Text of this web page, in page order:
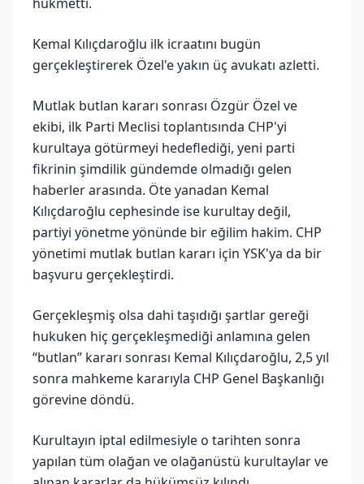
Kemal Kılıçdaroğlu ilk icraatını bugün
gerçekleştirerek Özel'e yakın üç avukatı azletti.
Mutlak butlan kararı sonrası Özgür Özel ve
ekibi, ilk Parti Meclisi toplantısında CHP'yi
kurultaya götürmeyi hedeflediği, yeni parti
fikrinin şimdilik gündemde olmadığı gelen
haberler arasında. Öte yanadan Kemal
Kılıçdaroğlu cephesinde ise kurultay değil,
partiyi yönetme yönünde bir eğilim hakim. CHP
yönetimi mutlak butlan kararı için YSK'ya da bir
başvuru gerçekleştirdi.
Gerçekleşmiş olsa dahi taşıdığı şartlar gereği
hukuken hiç gerçekleşmediği anlamına gelen
“butlan” kararı sonrası Kemal Kılıçdaroğlu, 2,5 yıl
sonra mahkeme kararıyla CHP Genel Başkanlığı
görevine döndü.
Kurultayın iptal edilmesiyle o tarihten sonra
yapılan tüm olağan ve olağanüstü kurultaylar ve